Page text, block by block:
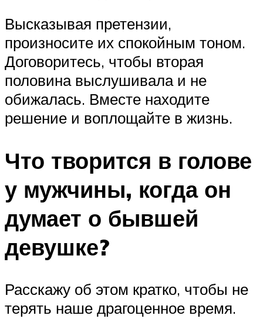
Высказывая претензии,
произносите их спокойным тоном.
Договоритесь, чтобы вторая
половина выслушивала и не
обижалась. Вместе находите
решение и воплощайте в жизнь.
Что творится в голове
у мужчины, когда он
думает о бывшей
девушке?
Расскажу об этом кратко, чтобы не
терять наше драгоценное время.